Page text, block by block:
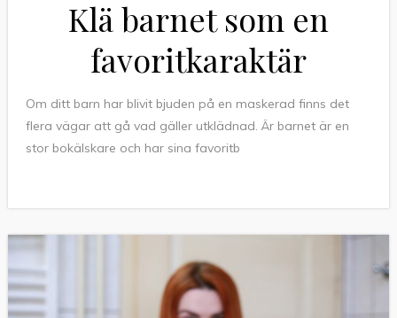
Klä barnet som en
favoritkaraktär
Om ditt barn har blivit bjuden på en maskerad finns det
flera vägar att gå vad gäller utklädnad. Är barnet är en
stor bokälskare och har sina favoritb